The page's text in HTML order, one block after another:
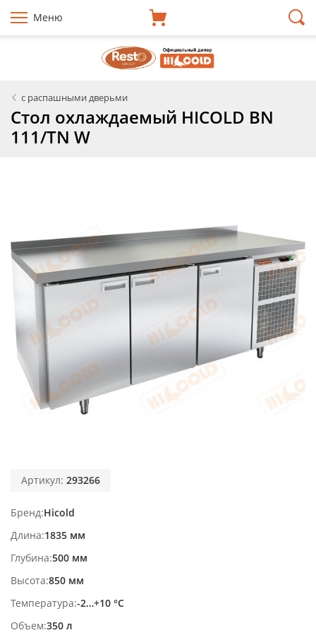
Меню
с распашными дверьми
Стол охлаждаемый HICOLD BN
111/TN W
Артикул: 293266
Бренд Hicold
Длина 1835 мм
Глубина 500 мм
Высота 850 мм
Температура -2…+10 °С
Объем 350 л